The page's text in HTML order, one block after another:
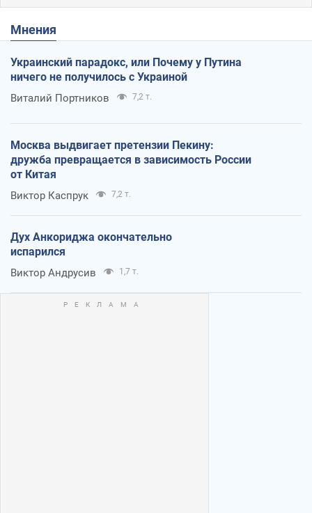
Мнения
Украинский парадокс, или Почему у Путина
ничего не получилось с Украиной
Виталий Портников 7,2 т.
Москва выдвигает претензии Пекину:
дружба превращается в зависимость России
от Китая
Виктор Каспрук 7,2 т.
Дух Анкориджа окончательно
испарился
Виктор Андрусив 1,7 т.